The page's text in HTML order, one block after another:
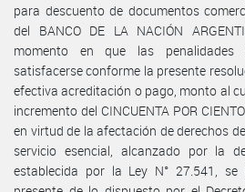
para descuento de documentos
del BANCO DE LA NACIÓN
momento en que las
satisfacerse conforme la presente
efectiva acreditación o pago, monto al
incremento del CINCUENTA POR
en virtud de la afectación de derechos
servicio esencial, alcanzado por la
establecida por la Ley N° 27.541,